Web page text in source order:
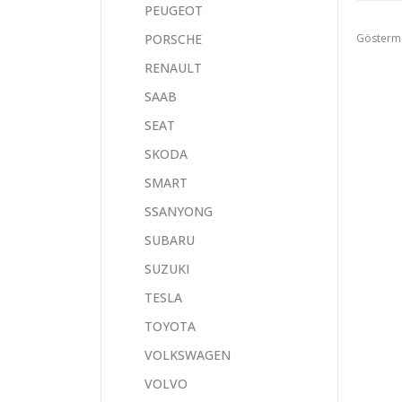
PEUGEOT
PORSCHE
RENAULT
SAAB
SEAT
SKODA
SMART
SSANYONG
SUBARU
SUZUKI
TESLA
TOYOTA
VOLKSWAGEN
VOLVO